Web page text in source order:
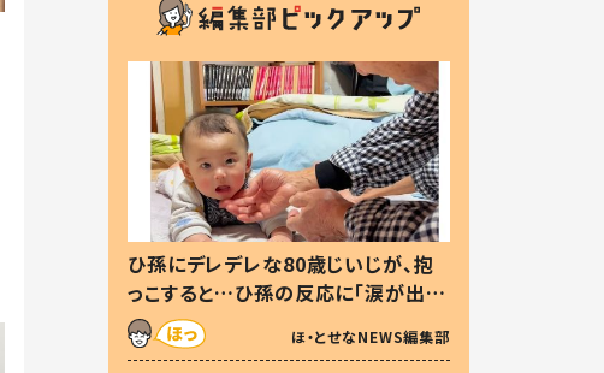
ひ孫にデレデレな80歳じいじが、抱
っこすると…ひ孫の反応に「涙が出ま
した」「可愛くて仕方ない」
ほ・とせなNEWS編集部